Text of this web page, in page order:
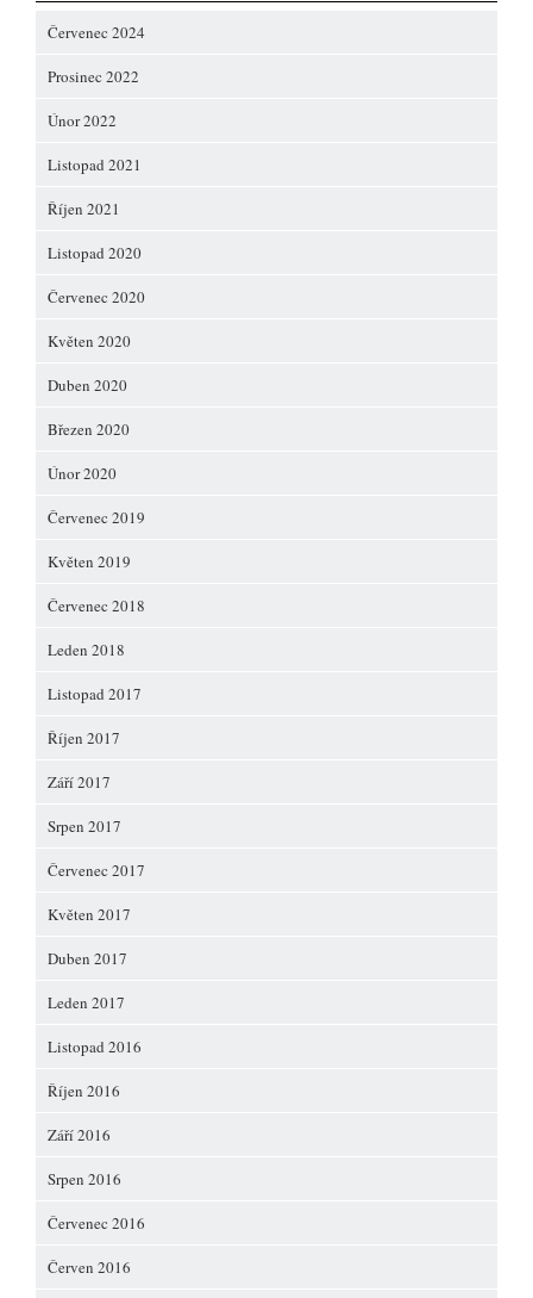
Červenec 2024
Prosinec 2022
Únor 2022
Listopad 2021
Říjen 2021
Listopad 2020
Červenec 2020
Květen 2020
Duben 2020
Březen 2020
Únor 2020
Červenec 2019
Květen 2019
Červenec 2018
Leden 2018
Listopad 2017
Říjen 2017
Září 2017
Srpen 2017
Červenec 2017
Květen 2017
Duben 2017
Leden 2017
Listopad 2016
Říjen 2016
Září 2016
Srpen 2016
Červenec 2016
Červen 2016